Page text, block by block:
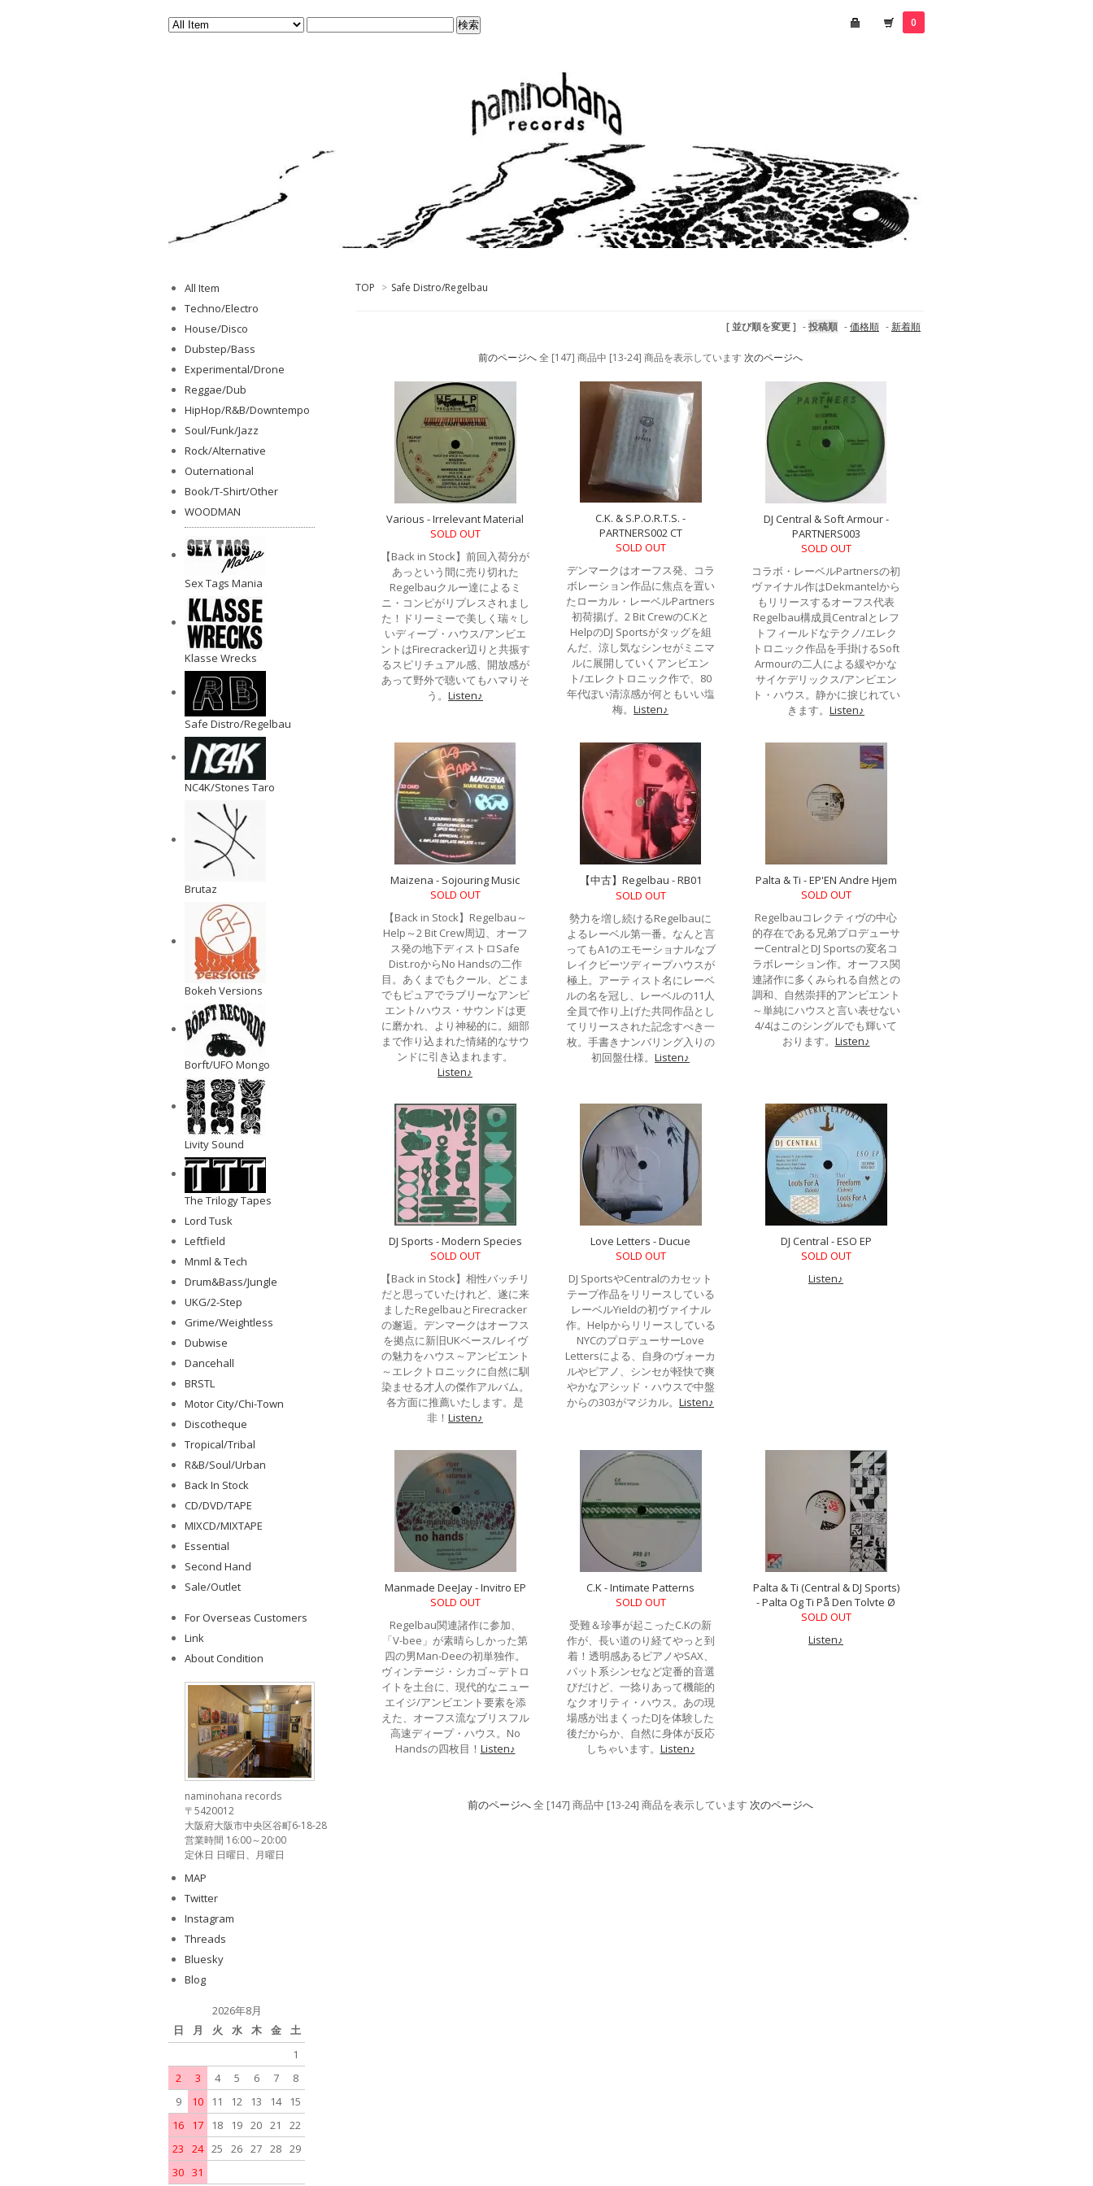
0
TOP > Safe Distro/Regelbau
[ 並び順を変更 ] -投稿順 -価格順 -新着順
前のページへ全 [147] 商品中 [13-24] 商品を表示しています 次のページへ
Various - Irrelevant Material
SOLD OUT
【Back in Stock】前回入荷分が
あっという間に売り切れた
Regelbauクルー達によるミ
ニ・コンピがリプレスされまし
た！ドリーミーで美しく瑞々し
いディープ・ハウス/アンビエ
ントはFirecracker辺りと共振す
るスピリチュアル感、開放感が
あって野外で聴いてもハマりそ
う。 Listen♪
C.K. & S.P.O.R.T.S. -
PARTNERS002 CT
SOLD OUT
デンマークはオーフス発、コラ
ボレーション作品に焦点を置い
たローカル・レーベルPartners
初荷揚げ。2 Bit CrewのC.Kと
HelpのDJ Sportsがタッグを組
んだ、涼し気なシンセがミニマ
ルに展開していくアンビエン
ト/エレクトロニック作で、80
年代ぽい清涼感が何ともいい塩
梅。 Listen♪
DJ Central & Soft Armour -
PARTNERS003
SOLD OUT
コラボ・レーベルPartnersの初
ヴァイナル作はDekmantelから
もリリースするオーフス代表
Regelbau構成員Centralとレフ
トフィールドなテクノ/エレク
トロニック作品を手掛けるSoft
Armourの二人による緩やかな
サイケデリックス/アンビエン
ト・ハウス。静かに捩じれてい
きます。 Listen♪
Maizena - Sojouring Music
SOLD OUT
【Back in Stock】Regelbau～
Help～2 Bit Crew周辺、オーフ
ス発の地下ディストロSafe
Dist.roからNo Handsの二作
目。あくまでもクール、どこま
でもピュアでラブリーなアンビ
エント/ハウス・サウンドは更
に磨かれ、より神秘的に。細部
まで作り込まれた情緒的なサウ
ンドに引き込まれます。
Listen♪
【中古】Regelbau - RB01
SOLD OUT
勢力を増し続けるRegelbauに
よるレーベル第一番。なんと言
ってもA1のエモーショナルなブ
レイクビーツディープハウスが
極上。アーティスト名にレーベ
ルの名を冠し、レーベルの11人
全員で作り上げた共同作品とし
てリリースされた記念すべき一
枚。手書きナンバリング入りの
初回盤仕様。 Listen♪
Palta & Ti - EP'EN Andre Hjem
SOLD OUT
Regelbauコレクティヴの中心
的存在である兄弟プロデューサ
ーCentralとDJ Sportsの変名コ
ラボレーション作。オーフス関
連諸作に多くみられる自然との
調和、自然崇拝的アンビエント
～単純にハウスと言い表せない
4/4はこのシングルでも輝いて
おります。 Listen♪
DJ Sports - Modern Species
SOLD OUT
【Back in Stock】相性バッチリ
だと思っていたけれど、遂に来
ましたRegelbauとFirecracker
の邂逅。デンマークはオーフス
を拠点に新旧UKベース/レイヴ
の魅力をハウス～アンビエント
～エレクトロニックに自然に馴
染ませる才人の傑作アルバム。
各方面に推薦いたします。是
非！ Listen♪
Love Letters - Ducue
SOLD OUT
DJ SportsやCentralのカセット
テープ作品をリリースしている
レーベルYieldの初ヴァイナル
作。Helpからリリースしている
NYCのプロデューサーLove
Lettersによる、自身のヴォーカ
ルやピアノ、シンセが軽快で爽
やかなアシッド・ハウスで中盤
からの303がマジカル。 Listen♪
DJ Central - ESO EP
SOLD OUT
Listen♪
Manmade DeeJay - Invitro EP
SOLD OUT
Regelbau関連諸作に参加、
「V-bee」が素晴らしかった第
四の男Man-Deeの初単独作。
ヴィンテージ・シカゴ～デトロ
イトを土台に、現代的なニュー
エイジ/アンビエント要素を添
えた、オーフス流なブリスフル
高速ディープ・ハウス。No
Handsの四枚目！ Listen♪
C.K - Intimate Patterns
SOLD OUT
受難＆珍事が起こったC.Kの新
作が、長い道のり経てやっと到
着！透明感あるピアノやSAX、
パット系シンセなど定番的音選
びだけど、一捻りあって機能的
なクオリティ・ハウス。あの現
場感が出まくったDJを体験した
後だからか、自然に身体が反応
しちゃいます。 Listen♪
Palta & Ti (Central & DJ Sports)
- Palta Og Ti På Den Tolvte Ø
SOLD OUT
Listen♪
前のページへ全 [147] 商品中 [13-24] 商品を表示しています 次のページへ
All Item
Techno/Electro
House/Disco
Dubstep/Bass
Experimental/Drone
Reggae/Dub
HipHop/R&B/Downtempo
Soul/Funk/Jazz
Rock/Alternative
Outernational
Book/T-Shirt/Other
WOODMAN
Sex Tags Mania
Klasse Wrecks
Safe Distro/Regelbau
NC4K/Stones Taro
Brutaz
Bokeh Versions
Borft/UFO Mongo
Livity Sound
The Trilogy Tapes
Lord Tusk
Leftfield
Mnml & Tech
Drum&Bass/Jungle
UKG/2-Step
Grime/Weightless
Dubwise
Dancehall
BRSTL
Motor City/Chi-Town
Discotheque
Tropical/Tribal
R&B/Soul/Urban
Back In Stock
CD/DVD/TAPE
MIXCD/MIXTAPE
Essential
Second Hand
Sale/Outlet
For Overseas Customers
Link
About Condition
naminohana records
〒5420012
大阪府大阪市中央区谷町6-18-28
営業時間 16:00～20:00
定休日 日曜日、月曜日
MAP
Twitter
Instagram
Threads
Bluesky
Blog
2026年8月
日
月 火 水 木 金
土
1
2
3 4 5 6 7
8
9
10 11 12 13 14
15
16
17 18 19 20 21
22
23
24 25 26 27 28 29
30 31